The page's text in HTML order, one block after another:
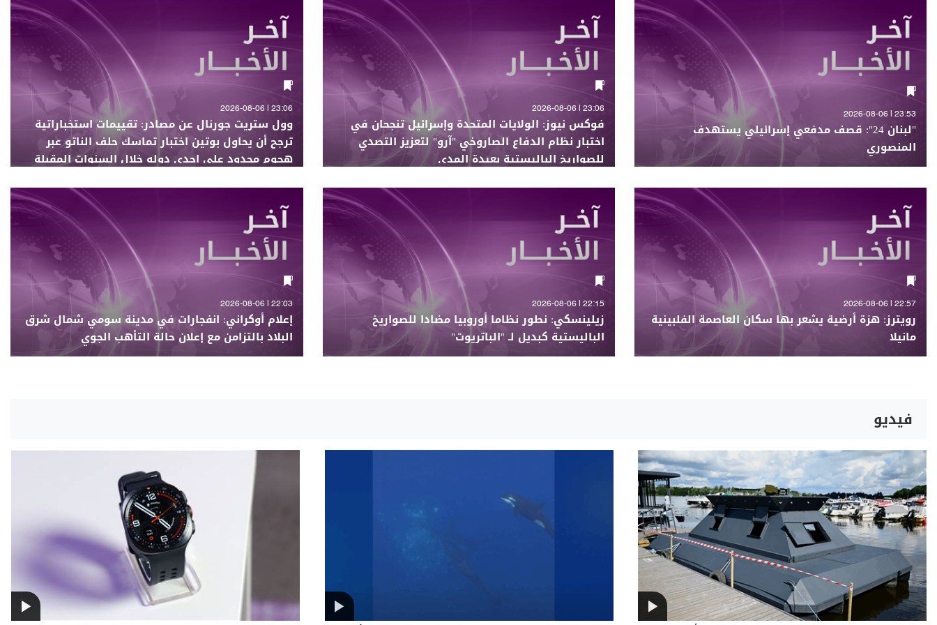
23:53 | 2026-08-06
"لبنان 24": قصف مدفعي إسرائيلي يستهدف
المنصوري
23:06 | 2026-08-06
فوكس نيوز: الولايات المتحدة وإسرائيل تنجحان في
اختبار نظام الدفاع الصاروخي "آرو" لتعزيز التصدي
للصواريخ الباليستية بعيدة المدى
23:06 | 2026-08-06
وول ستريت جورنال عن مصادر: تقييمات استخباراتية
ترجح أن يحاول بوتين اختبار تماسك حلف الناتو عبر
هجوم محدود على إحدى دوله خلال السنوات المقبلة
22:57 | 2026-08-06
رويترز: هزة أرضية يشعر بها سكان العاصمة الفلبينية
مانيلا
22:15 | 2026-08-06
زيلينسكي: نطور نظاما أوروبيا مضادا للصواريخ
الباليستية كبديل لـ "الباتريوت"
22:03 | 2026-08-06
إعلام أوكراني: انفجارات في مدينة سومي شمال شرق
البلاد بالتزامن مع إعلان حالة التأهب الجوي
فيديو